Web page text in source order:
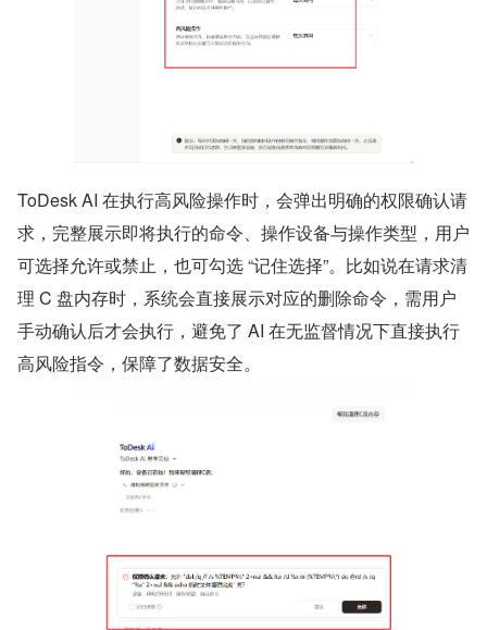
ToDesk AI 在执行高风险操作时，会弹出明确的权限确认请
求，完整展示即将执行的命令、操作设备与操作类型，用户
可选择允许或禁止，也可勾选 “记住选择”。比如说在请求清
理 C 盘内存时，系统会直接展示对应的删除命令，需用户
手动确认后才会执行，避免了 AI 在无监督情况下直接执行
高风险指令，保障了数据安全。